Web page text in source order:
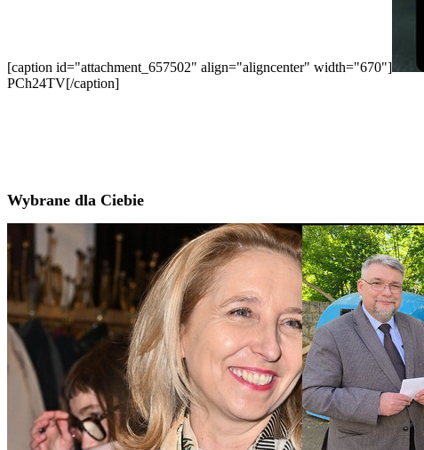
[caption id="attachment_657502" align="aligncenter" width="670"]
PCh24TV[/caption]
Wybrane dla Ciebie